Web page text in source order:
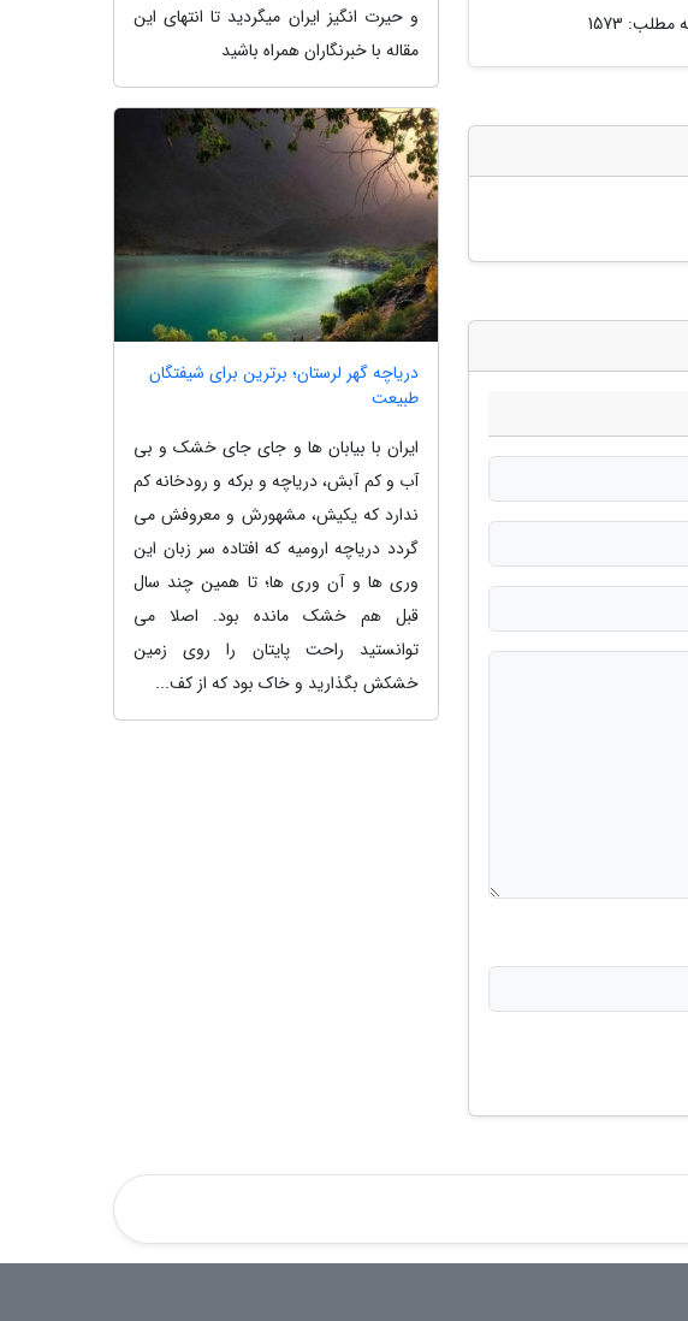
1573
و حیرت انگیز ایران میگردید تا انتهای این
مقاله با خبرنگاران همراه باشید
دریاچه گهر لرستان؛ برترین برای شیفتگان
طبیعت
ایران با بیابان ها و جای جای خشک و بی
آب و کم آبش، دریاچه و برکه و رودخانه کم
ندارد که یکیش، مشهورش و معروفش می
گردد دریاچه ارومیه که افتاده سر زبان این
وری ها و آن وری ها؛ تا همین چند سال
قبل هم خشک مانده بود. اصلا می
توانستید راحت پایتان را روی زمین
خشکش بگذارید و خاک بود که از کف...